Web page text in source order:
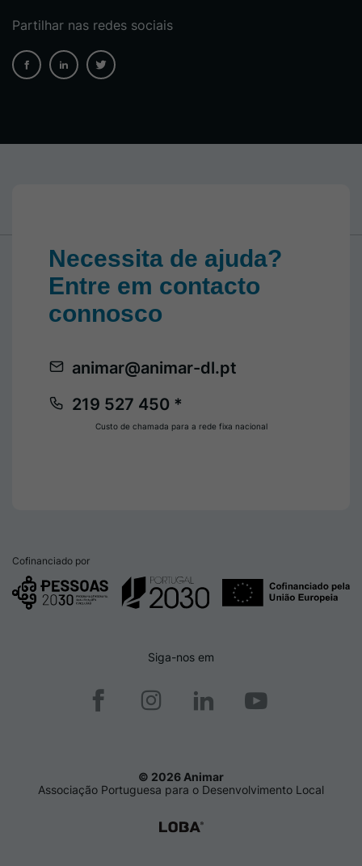
Partilhar nas redes sociais
Necessita de ajuda?
Entre em contacto
connosco
219 527 450 *
animar@animar-dl.pt
Custo de chamada para a rede fixa nacional
Cofinanciado por
Siga-nos em
© 2026 Animar
Associação Portuguesa para o Desenvolvimento Local